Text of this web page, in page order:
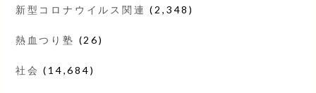
新型コロナウイルス関連 (2,348)
熱血つり塾 (26)
社会 (14,684)